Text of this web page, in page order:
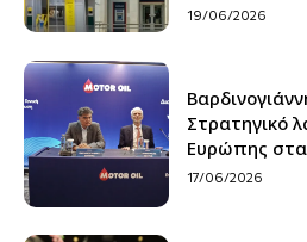
19/06/2026
Στρατηγικό
Ευρώπης
17/06/2026